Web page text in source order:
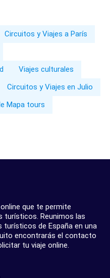
Circuitos y Viajes a París
Viajes culturales
Circuitos y Viajes en Julio
Mapa tours
que te permite
turísticos. Reunimos las
de España en una
encontrarás el contacto
tu viaje online.